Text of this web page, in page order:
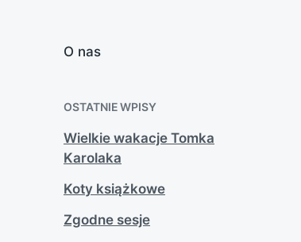
O nas
OSTATNIE WPISY
Wielkie wakacje Tomka
Karolaka
Koty książkowe
Zgodne sesje